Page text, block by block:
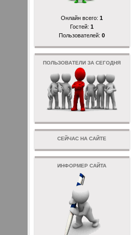
Онлайн всего:1
Гостей:1
Пользователей:0
ПОЛЬЗОВАТЕЛИ ЗА СЕГОДНЯ
СЕЙЧАС НА САЙТЕ
ИНФОРМЕР САЙТА